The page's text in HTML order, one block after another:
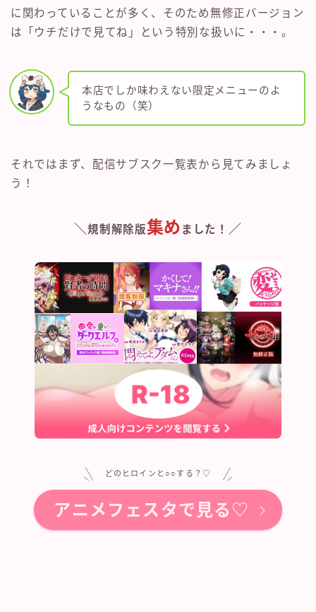
に関わっていることが多く、そのため無修正バージョン
は「ウチだけで見てね」という特別な扱いに・・・。
本店でしか味わえない限定メニューのよ
うなもの（笑）
それではまず、配信サブスク一覧表から見てみましょ
う！
＼規制解除版集め ました！ ／
どのヒロインと○○する？♡
アニメフェスタで見る♡